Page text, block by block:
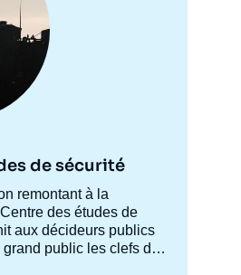
de sécurité
remontant à la
des études de
aux décideurs publics
grand public les clefs de